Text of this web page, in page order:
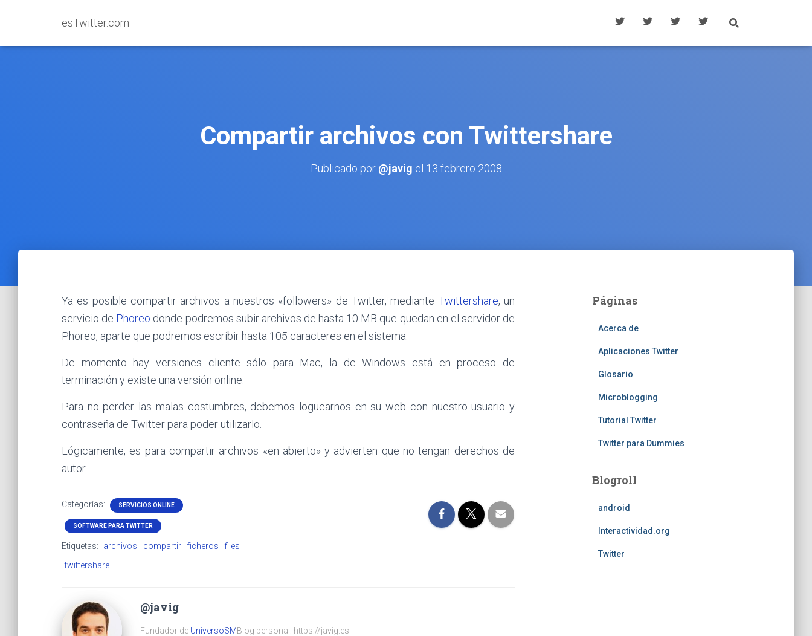
esTwitter.com
Compartir archivos con Twittershare
Publicado por @javig el 13 febrero 2008
Ya es posible compartir archivos a nuestros «followers» de Twitter, mediante Twittershare, un
servicio de Phoreo donde podremos subir archivos de hasta 10 MB que quedan en el servidor de
Phoreo, aparte que podremos escribir hasta 105 caracteres en el sistema.
De momento hay versiones cliente sólo para Mac, la de Windows está en proceso de
terminación y existe una versión online.
Para no perder las malas costumbres, debemos loguearnos en su web con nuestro usuario y
contraseña de Twitter para poder utilizarlo.
Lógicamente, es para compartir archivos «en abierto» y advierten que no tengan derechos de
autor.
Categorías: SERVICIOS ONLINE
SOFTWARE PARA TWITTER
Etiquetas: archivos compartir ficheros
files
twittershare
@javig
Fundador de UniversoSMBlog personal: https://javig.es
Páginas
Acerca de
Aplicaciones Twitter
Glosario
Microblogging
Tutorial Twitter
Twitter para Dummies
Blogroll
android
Interactividad.org
Twitter